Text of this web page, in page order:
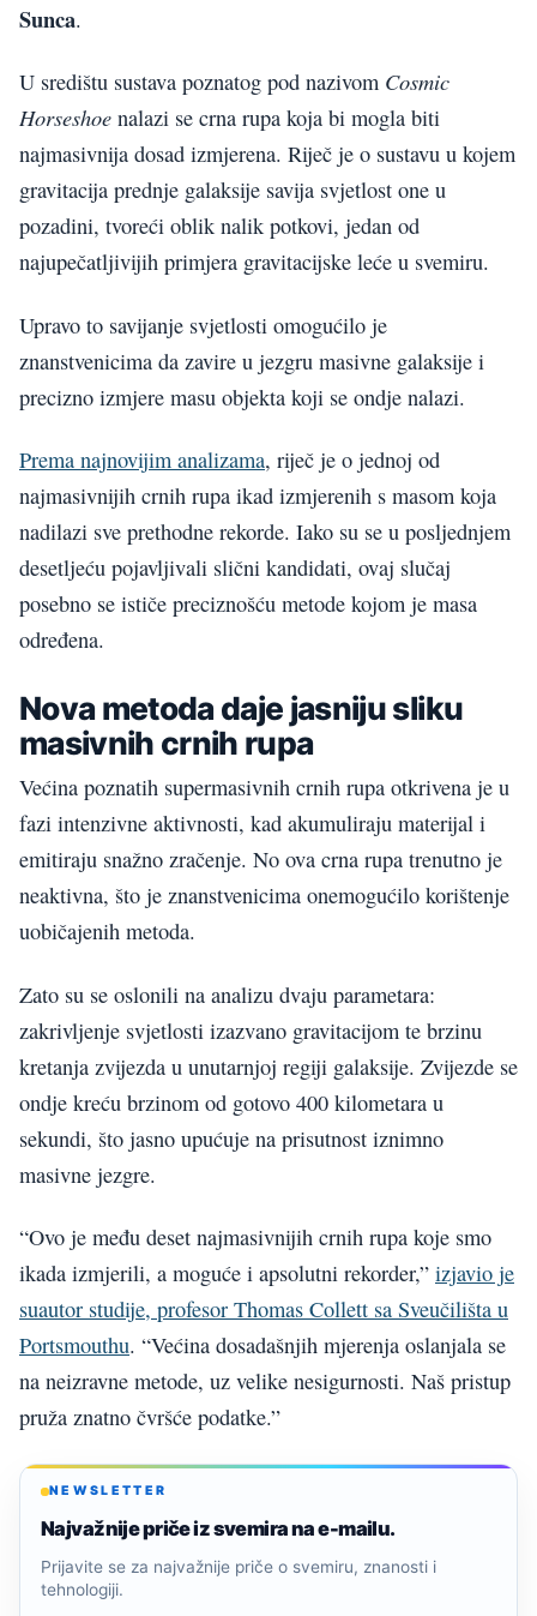
Sunca.
U središtu sustava poznatog pod nazivom Cosmic
Horseshoe nalazi se crna rupa koja bi mogla biti
najmasivnija dosad izmjerena. Riječ je o sustavu u kojem
gravitacija prednje galaksije savija svjetlost one u
pozadini, tvoreći oblik nalik potkovi, jedan od
najupečatljivijih primjera gravitacijske leće u svemiru.
Upravo to savijanje svjetlosti omogućilo je
znanstvenicima da zavire u jezgru masivne galaksije i
precizno izmjere masu objekta koji se ondje nalazi.
Prema najnovijim analizama, riječ je o jednoj od
najmasivnijih crnih rupa ikad izmjerenih s masom koja
nadilazi sve prethodne rekorde. Iako su se u posljednjem
desetljeću pojavljivali slični kandidati, ovaj slučaj
posebno se ističe preciznošću metode kojom je masa
određena.
Nova metoda daje jasniju sliku
masivnih crnih rupa
Većina poznatih supermasivnih crnih rupa otkrivena je u
fazi intenzivne aktivnosti, kad akumuliraju materijal i
emitiraju snažno zračenje. No ova crna rupa trenutno je
neaktivna, što je znanstvenicima onemogućilo korištenje
uobičajenih metoda.
Zato su se oslonili na analizu dvaju parametara:
zakrivljenje svjetlosti izazvano gravitacijom te brzinu
kretanja zvijezda u unutarnjoj regiji galaksije. Zvijezde se
ondje kreću brzinom od gotovo 400 kilometara u
sekundi, što jasno upućuje na prisutnost iznimno
masivne jezgre.
“Ovo je među deset najmasivnijih crnih rupa koje smo
ikada izmjerili, a moguće i apsolutni rekorder,” izjavio je
suautor studije, profesor Thomas Collett sa Sveučilišta u
Portsmouthu. “Većina dosadašnjih mjerenja oslanjala se
na neizravne metode, uz velike nesigurnosti. Naš pristup
pruža znatno čvršće podatke.”
NEWSLETTER
Najvažnije priče iz svemira na e-mailu.
Prijavite se za najvažnije priče o svemiru, znanosti i
tehnologiji.